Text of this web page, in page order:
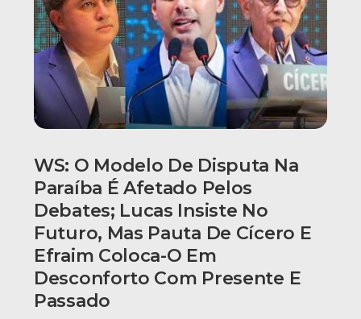
WS: O Modelo De Disputa Na
Paraíba É Afetado Pelos
Debates; Lucas Insiste No
Futuro, Mas Pauta De Cícero E
Efraim Coloca-O Em
Desconforto Com Presente E
Passado